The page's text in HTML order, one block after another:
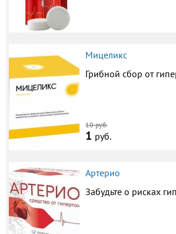
Мицеликс
Грибной сбор от
10 руб.
1 руб.
Артерио
Забудьте о рисках